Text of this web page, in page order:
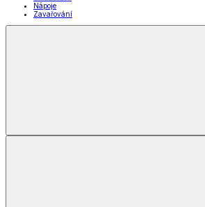
Nápoje
Zavařování